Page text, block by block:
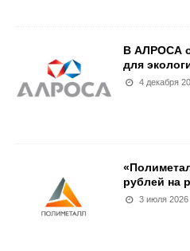
В АЛРОСА
для
4 декабря
рублей на
3 июля 2026